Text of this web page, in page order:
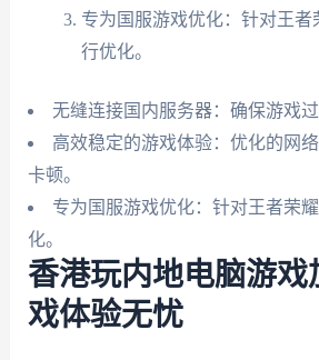
专为国服游戏优化：针对王者
行优化。
无缝连接国内服务器：确保游戏过
高效稳定的游戏体验：优化的网
卡顿。
专为国服游戏优化：针对王者荣
化。
香港玩内地电脑游戏
戏体验无忧